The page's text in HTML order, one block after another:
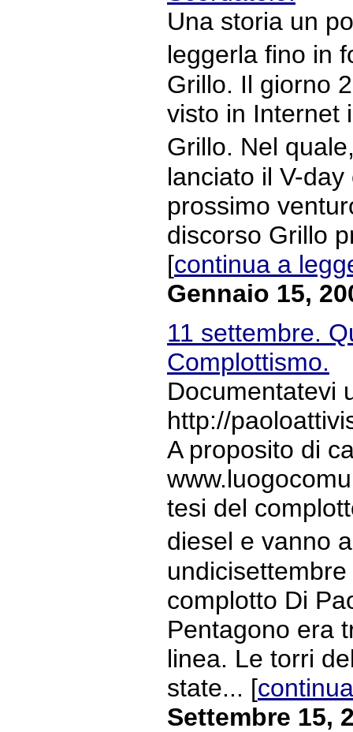
Una storia un
leggerla fino in
Grillo. Il giorno
visto in Internet
Grillo. Nel
lanciato il V-
prossimo
discorso Grillo
[continua a
Gennaio 15,
11 settembre.
Complottismo.
Documentatevi
http://
A proposito di
tesi del
diesel e vanno
complotto Di
Pentagono era
linea. Le torri
state... [
Settembre 15,